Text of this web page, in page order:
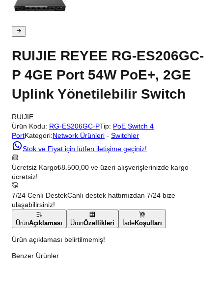
RUIJIE REYEE RG-ES206GC-
P 4GE Port 54W PoE+, 2GE
Uplink Yönetilebilir Switch
RUIJIE
Ürün Kodu: RG-ES206GC-PTip: PoE Switch 4
PortKategori:Network Ürünleri - Switchler
Stok ve Fiyat için lütfen iletişime geçiniz!
Ücretsiz Kargo₺8.500,00 ve üzeri alışverişlerinizde kargo
ücretsiz!
7/24 Cenlı DestekCanlı destek hattımızdan 7/24 bize
ulaşabilirsiniz!
ÜrünAçıklaması ÜrünÖzellikleri İadeKoşulları
Ürün açıklaması belirtilmemiş!
Benzer Ürünler